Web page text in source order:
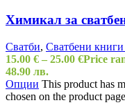
Химикал за
Сватби, Сватбени
15.00 € – 25.00 €Price
48.90 лв.
Опции This product has
chosen on the product page